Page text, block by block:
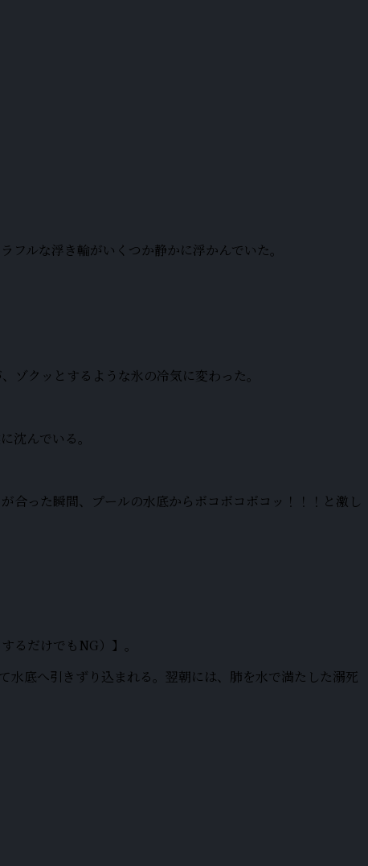
ルな浮き輪がいくつか静かに浮かんでいた。
クッとするような氷の冷気に変わった。
沈んでいる。
合った瞬間、プールの水底からボコボコボコッ！！！と激し
るだけでもNG）】。
底へ引きずり込まれる。翌朝には、肺を水で満たした溺死